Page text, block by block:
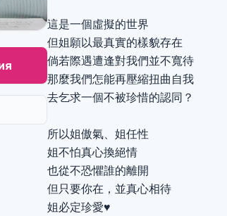
這是一個虛擬的世界
但姐願以最真實的樣貌存在
倘若際遇遭逢對我們並不寬待
那麼我們怎能再壓縮扭曲自我
去乞求一個不被珍惜的認同？
所以姐傲氣、姐任性
姐不怕真心換絕情
也從不恐懼誰的離開
但只要你在，並真心相待
姐必定珍愛♥️